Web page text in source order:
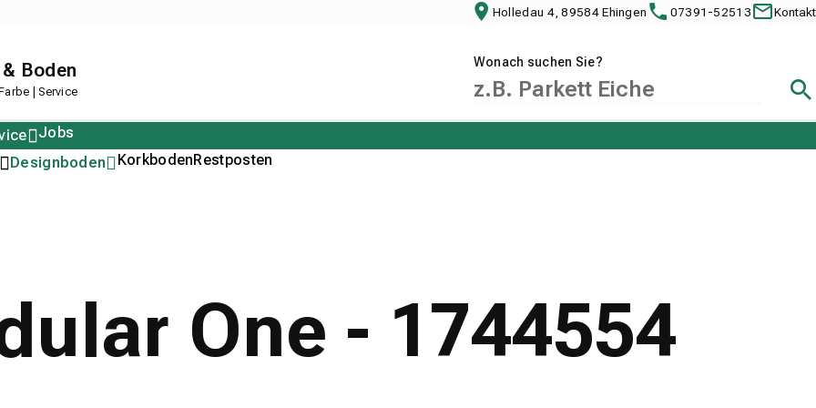
Holledau 4, 89584 Ehingen 07391-52513 Kontakt
Boden
| Service
Wonach suchen Sie?
Designboden KorkbodenRestposten
Jobs
One - 1744554